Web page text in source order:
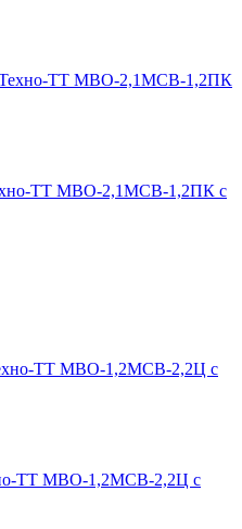
ТТ МВО-2,1МСВ-1,2ПК с
ТТ МВО-1,2МСВ-2,2Ц с